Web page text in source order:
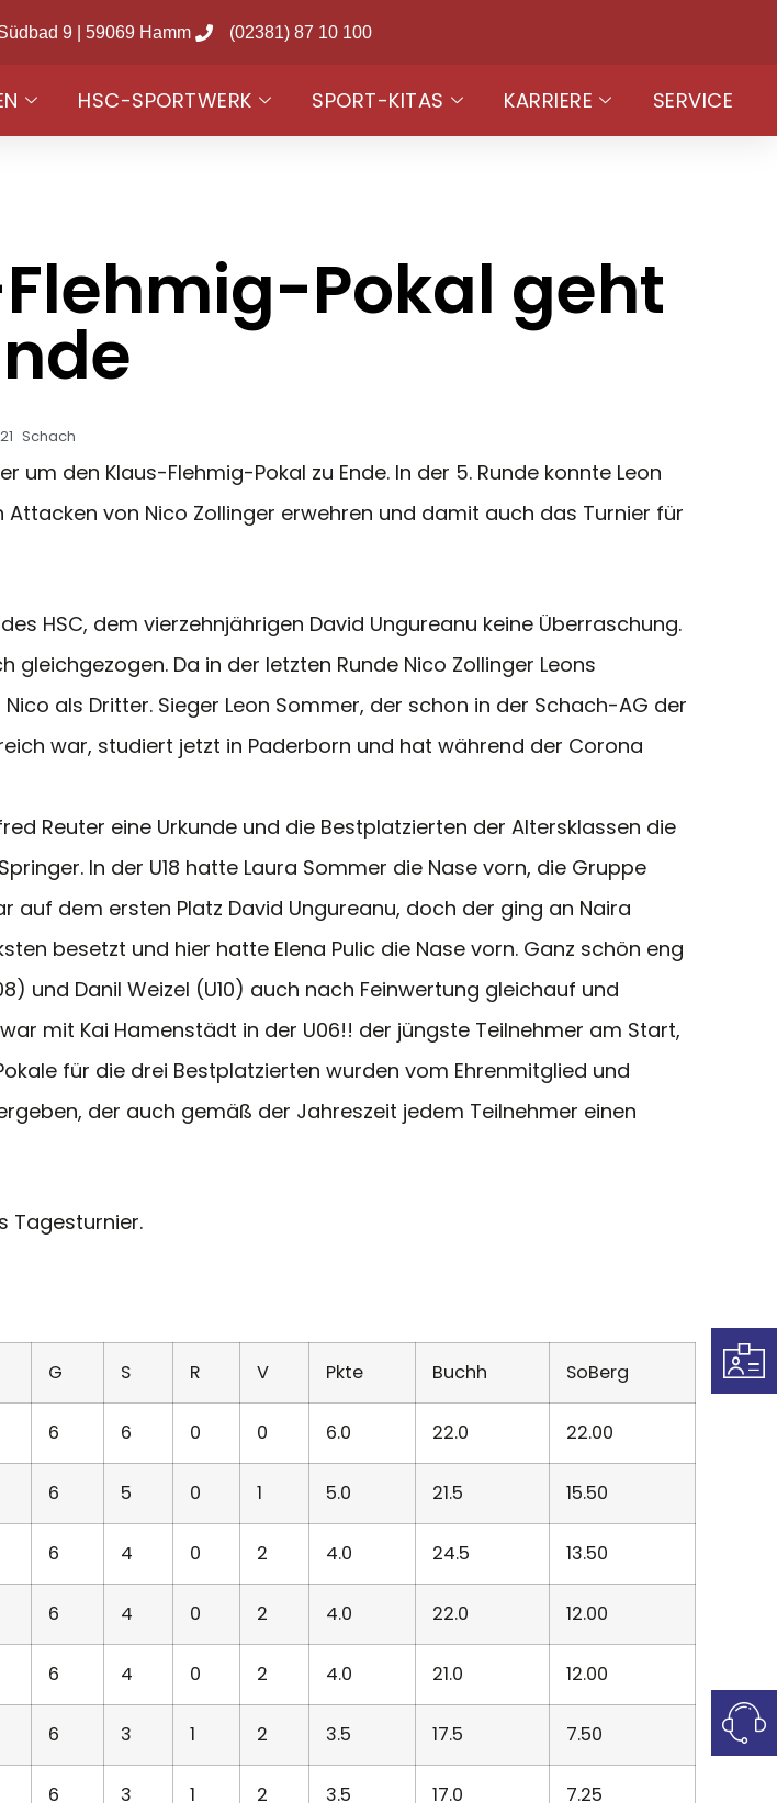
9 | 59069 Hamm (02381) 87 10 100
HSC-SPORTWERK SPORT-KITAS KARRIERE SERVICE
Pokal geht
Schach
den Klaus-Flehmig-Pokal zu Ende. In der 5. Runde konnte Leon
von Nico Zollinger erwehren und damit auch das Turnier für
HSC, dem vierzehnjährigen David Ungureanu keine Überraschung.
Da in der letzten Runde Nico Zollinger Leons
als Dritter. Sieger Leon Sommer, der schon in der Schach-AG der
war, studiert jetzt in Paderborn und hat während der Corona
Reuter eine Urkunde und die Bestplatzierten der Altersklassen die
In der U18 hatte Laura Sommer die Nase vorn, die Gruppe
auf dem ersten Platz David Ungureanu, doch der ging an Naira
besetzt und hier hatte Elena Pulic die Nase vorn. Ganz schön eng
und Danil Weizel (U10) auch nach Feinwertung gleichauf und
mit Kai Hamenstädt in der U06!! der jüngste Teilnehmer am Start,
für die drei Bestplatzierten wurden vom Ehrenmitglied und
der auch gemäß der Jahreszeit jedem Teilnehmer einen
Tagesturnier.
G S R V Pkte Buchh SoBerg
6 6 0 0 6.0 22.0 22.00
6 5 0 1 5.0 21.5 15.50
6 4 0 2 4.0 24.5 13.50
6 4 0 2 4.0 22.0 12.00
6 4 0 2 4.0 21.0 12.00
6 3 1 2 3.5 17.5 7.50
6 3 1 2 3.5 17.0 7.25